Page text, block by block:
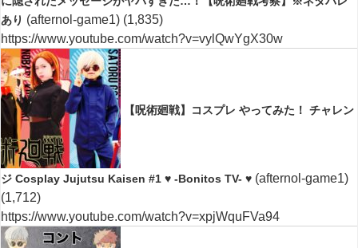
あり (afternol-game1) (1,835)
https://www.youtube.com/watch?v=vylQwYgX30w
【呪術廻戦】コスプレ やってみた！ チャレン
ジ Cosplay Jujutsu Kaisen #1 ♥ -Bonitos TV- ♥ (afternol-game1)
(1,712)
https://www.youtube.com/watch?v=xpjWquFVa94